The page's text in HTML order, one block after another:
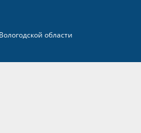
области